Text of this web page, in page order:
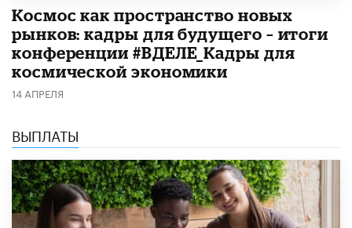
Космос как пространство новых
рынков: кадры для будущего – итоги
конференции #ВДЕЛЕ_Кадры для
космической экономики
14 АПРЕЛЯ
ВЫПЛАТЫ